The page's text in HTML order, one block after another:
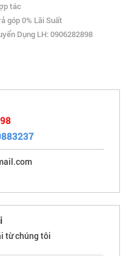
tác
góp 0% Lãi Suất
Dụng LH: 0906282898
từ chúng tôi